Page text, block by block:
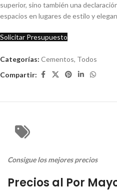
superior, sino también una
espacios en lugares de estilo y
Solicitar Presupuesto
Categorías: Cementos, Todos
Compartir:
Consigue los mejores precios
Precios al Por